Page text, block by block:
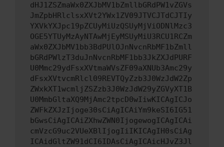
dHJ1ZSZmaWx0ZXJbMV1bZmllbGRdPW1vZGVs
JmZpbHRlclsxXVt2YWx1ZV09JTVCJTdCJTIy
YXVkYXJpc19pZCUyMiUzQSUyMjViODNlMzc3
OGE5YTUyMzAyNTAwMjEyMSUyMiU3RCU1RCZm
aWx0ZXJbMV1bb3BdPUlOJnNvcnRbMF1bZmll
bGRdPWlzT3duJnNvcnRbMF1bb3JkZXJdPURF
U0Mmc29ydFsxXVtmaWVsZF09aXNUb3Amc29y
dFsxXVtvcmRlcl09REVTQyZzb3J0WzJdW2Zp
ZWxkXT1wcmljZSZzb3J0WzJdW29yZGVyXT1B
U0MmbGltaXQ9MjAmc2tpcD0wIiwKICAgICJo
ZWFkZXJzIjoge30sCiAgICAiYm9keSI6IG51
bGwsCiAgICAiZXhwZWN0IjogewogICAgICAi
cmVzcG9uc2VUeXBlIjogIiIKICAgIH0sCiAg
ICAidGltZW91dCI6IDAsCiAgICAicHJvZ3Jl